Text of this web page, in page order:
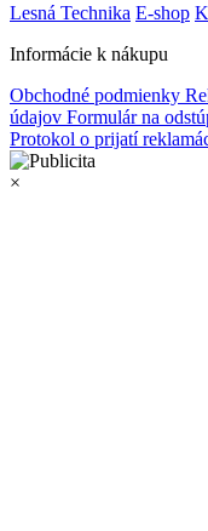
Lesná Technika E-shop
Informácie k nákupu
Obchodné podmienky
údajov Formulár na
Protokol o prijatí
×